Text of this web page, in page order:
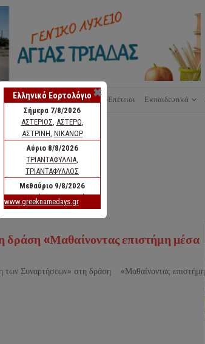
Νομοθεσία Εορτές-Επέτειοι Εκπαιδευτικά
«Μαθαίνοντας επιστήμη μέσα
Συναρτήσεων» στη δράση «Μαθαίνοντας επιστήμη
✖